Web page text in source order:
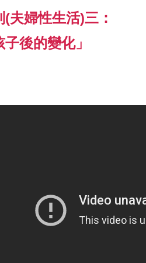
(夫婦性生活)三：
後的變化」